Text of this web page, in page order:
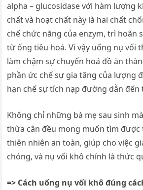
alpha – glucosidase với hàm lượng
chất và hoạt chất này là hai chất
chế chức năng của enzym, trì hoãn
từ ống tiêu hoá. Vì vậy uống nụ vối
làm chậm sự chuyển hoá đồ ăn
phần ức chế sự gia tăng của lượng
hạn chế sự tích nạp đường dẫn đến
Không chỉ những bà mẹ sau sinh
thừa cân đều mong muốn tìm
thiên nhiên an toàn, giúp cho việc
chóng, và nụ vối khô chính là thức
=> Cách uống nụ vối khô đúng